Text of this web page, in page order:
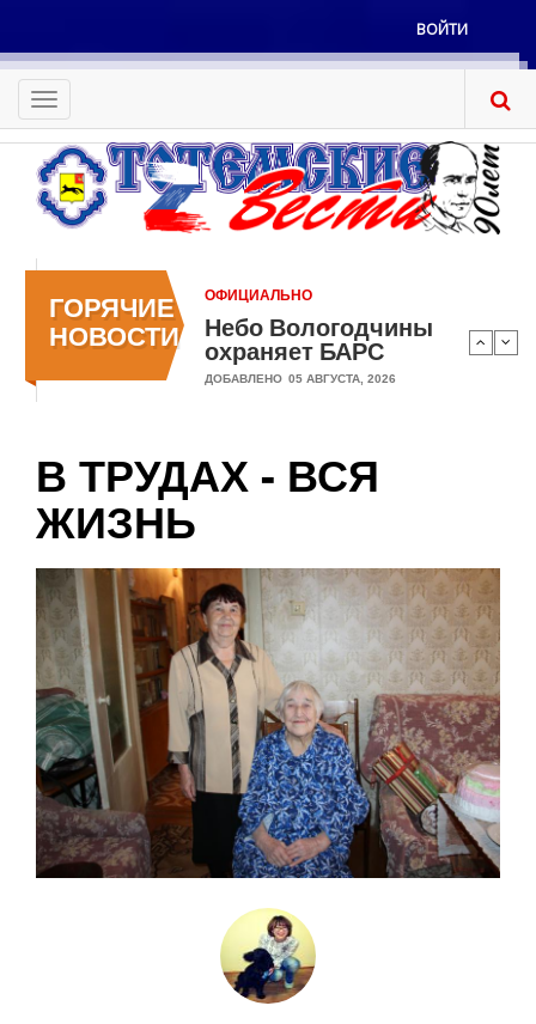
основному
содержанию
Меню
учётной
записи
пользователя
ВОЙТИ
Toggle
navigation
ГОРЯЧИЕ
НОВОСТИ
ОФИЦИАЛЬНО
Небо Вологодчины
охраняет БАРС
ДОБАВЛЕНО 05 АВГУСТА, 2026
В ТРУДАХ - ВСЯ
ЖИЗНЬ